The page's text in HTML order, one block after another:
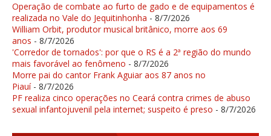
Operação de combate ao furto de gado e de equipamentos é
realizada no Vale do Jequitinhonha - 8/7/2026
William Orbit, produtor musical britânico, morre aos 69
anos - 8/7/2026
'Corredor de tornados': por que o RS é a 2ª região do mundo
mais favorável ao fenômeno - 8/7/2026
Morre pai do cantor Frank Aguiar aos 87 anos no
Piauí- 8/7/2026
PF realiza cinco operações no Ceará contra crimes de abuso
sexual infantojuvenil pela internet; suspeito é preso - 8/7/2026